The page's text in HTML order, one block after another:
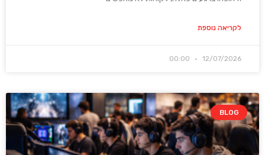
לקריאה נוספת
12/07/2026
BLOG